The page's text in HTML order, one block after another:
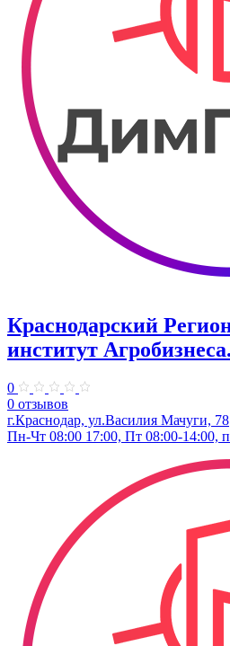
Краснодарский
институт Агробизнеса.
0
0 отзывов
г.Краснодар, ул.Василия Мачуги, 78
Пн-Чт 08:00 17:00, Пт 08:00-14:00,